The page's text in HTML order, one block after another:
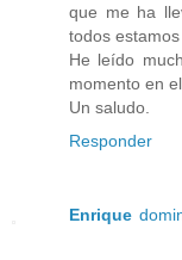
que me ha
todos estamos
He leído
momento en
Un saludo.
Responder
Enrique